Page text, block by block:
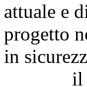
attuale e
progetto
in
il costo